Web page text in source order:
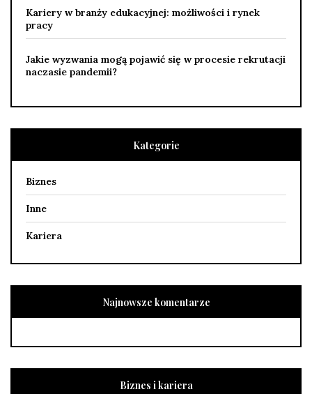
Kariery w branży edukacyjnej: możliwości i rynek
pracy
Jakie wyzwania mogą pojawić się w procesie rekrutacji
naczasie pandemii?
Kategorie
Biznes
Inne
Kariera
Najnowsze komentarze
Biznes i kariera